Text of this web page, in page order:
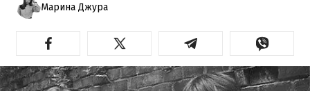
Марина Джура